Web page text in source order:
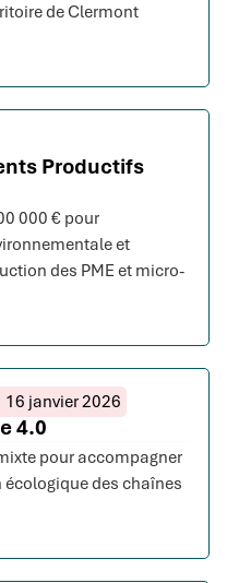
de Clermont
Productifs
000 € pour
et
des PME et micro-
16 janvier 2026
4.0
pour accompagner
des chaînes